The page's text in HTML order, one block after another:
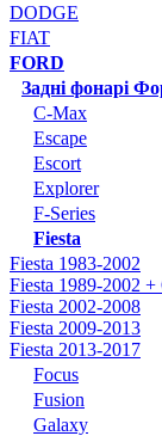
DODGE
FIAT
FORD
Задні фонарі
C-Max
Escape
Escort
Explorer
F-Series
Fiesta
Fiesta 1983-2002
Fiesta 1989-2002 +
Fiesta 2002-2008
Fiesta 2009-2013
Fiesta 2013-2017
Focus
Fusion
Galaxy